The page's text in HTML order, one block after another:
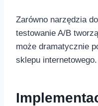
Zarówno narzędzia
testowanie A/B
może‌ dramatycznie
sklepu internetowego.